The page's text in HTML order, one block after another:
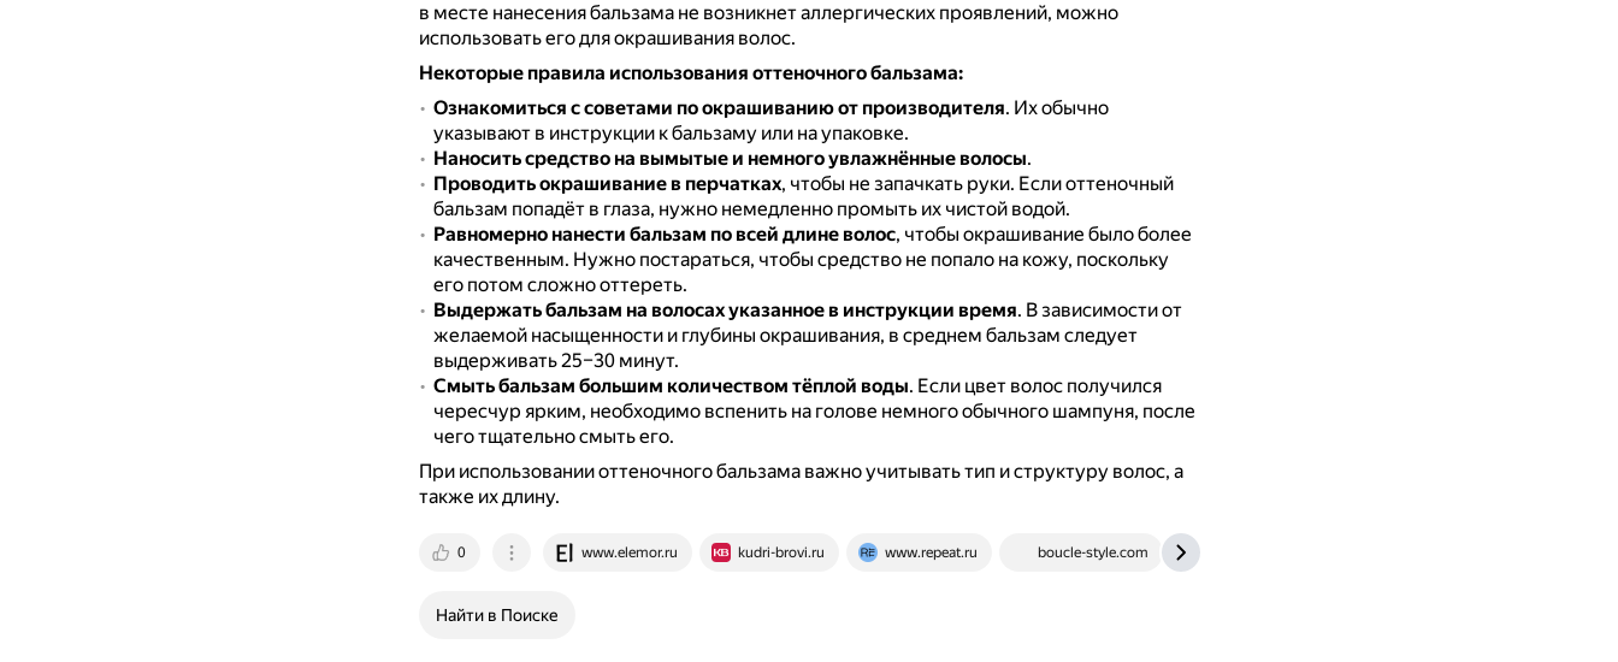
в месте нанесения бальзама не возникнет аллергических проявлений, можно
использовать его для окрашивания волос.
Некоторые правила использования оттеночного бальзама:
Ознакомиться с советами по окрашиванию от производителя. Их обычно
указывают в инструкции к бальзаму или на упаковке.
Наносить средство на вымытые и немного увлажнённые волосы.
Проводить окрашивание в перчатках, чтобы не запачкать руки. Если оттеночный
бальзам попадёт в глаза, нужно немедленно промыть их чистой водой.
Равномерно нанести бальзам по всей длине волос, чтобы окрашивание было более
качественным. Нужно постараться, чтобы средство не попало на кожу, поскольку
его потом сложно оттереть.
Выдержать бальзам на волосах указанное в инструкции время. В зависимости от
желаемой насыщенности и глубины окрашивания, в среднем бальзам следует
выдерживать 25–30 минут.
Смыть бальзам большим количеством тёплой воды. Если цвет волос получился
чересчур ярким, необходимо вспенить на голове немного обычного шампуня, после
чего тщательно смыть его.
При использовании оттеночного бальзама важно учитывать тип и структуру волос, а
также их длину.
0 www.elemor.ru kudri-brovi.ru www.repeat.ru boucle-style.com
Найти в Поиске